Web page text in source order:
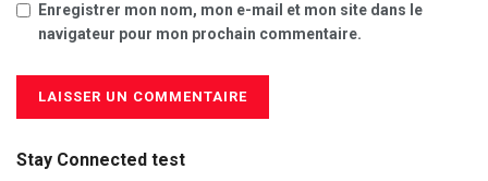
Enregistrer mon nom, mon e-mail et mon site dans le
navigateur pour mon prochain commentaire.
Stay Connected test